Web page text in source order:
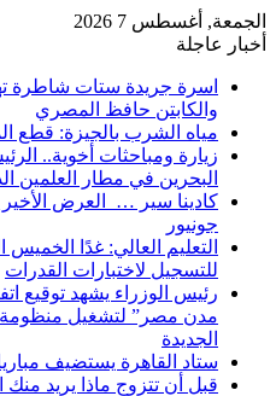
الجمعة, أغسطس 7 2026
أخبار عاجلة
اسرة جريدة ستات شاطرة
والكابتن حافظ المصري
مياه الشرب بالجيزة: قطع
زيارة ومباحثات أخوية..
البحرين في مطار العلمين
كادينا سير … العرض
جونيور
التعليم العالي: غدًا
للتسجيل لاختبارات القدرات
رئيس الوزراء يشهد توقيع
مدن مصر” لتشغيل منظومة
الجديدة
ستاد القاهرة يستضيف مباريات 5 أندية في الدوري
قبل أن تتزوج ماذا يريد منك